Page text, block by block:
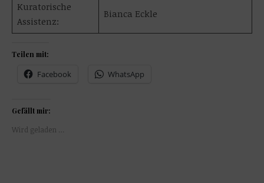
Kuratorische
Assistenz:
Bianca Eckle
Teilen mit:
Facebook WhatsApp
Gefällt mir:
Wird geladen …